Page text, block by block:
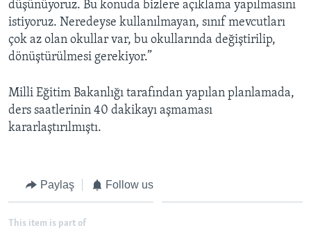
düşünüyoruz. Bu konuda bizlere açıklama yapılmasını
istiyoruz. Neredeyse kullanılmayan, sınıf mevcutları
çok az olan okullar var, bu okullarında değiştirilip,
dönüştürülmesi gerekiyor.”
Milli Eğitim Bakanlığı tarafından yapılan planlamada,
ders saatlerinin 40 dakikayı aşmaması
kararlaştırılmıştı.
Paylaş Follow us
This item is part of